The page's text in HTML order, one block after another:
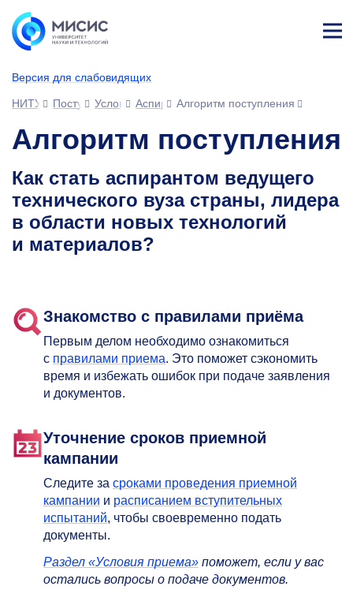
Версия для слабовидящих
ине
НИТУ МИСИСПоступающимУсловия приема
АспирантураАлгоритм поступления
Алгоритм поступления
Как стать аспирантом ведущего
технического вуза страны, лидера
в области новых технологий
и материалов?
Знакомство с правилами приёма
Первым делом необходимо ознакомиться
с правилами приема. Это поможет сэкономить
время и избежать ошибок при подаче заявления
и документов.
Уточнение сроков приемной
кампании
Следите за сроками проведения приемной
кампании и расписанием вступительных
испытаний, чтобы своевременно подать
документы.
Раздел «Условия приема» поможет, если у вас
остались вопросы о подаче документов.